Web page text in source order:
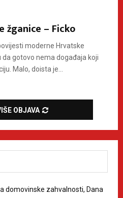
žganice – Ficko
moderne Hrvatske
gotovo nema događaja koji
Malo, doista je...
OBJAVA
domovinske zahvalnosti, Dana